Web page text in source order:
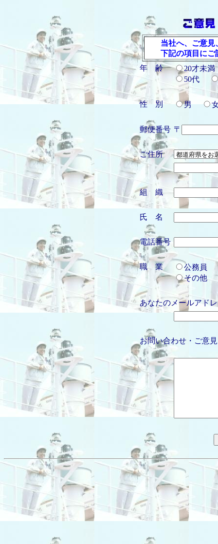
当社へ、ご意見
下記の項目にご
年 齢
20才未
50代
性 別 男
郵便番号 〒
ご住所
組 織
氏 名
電話番号
職 業
公務員
その他
あなたのメールアド
お問い合わせ・ご意